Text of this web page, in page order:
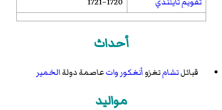
أحداث
قبائلتشامتغزوأنغكور واتعاصمة دولةالخمير
مواليد